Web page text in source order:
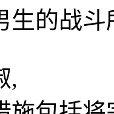
生的战
,